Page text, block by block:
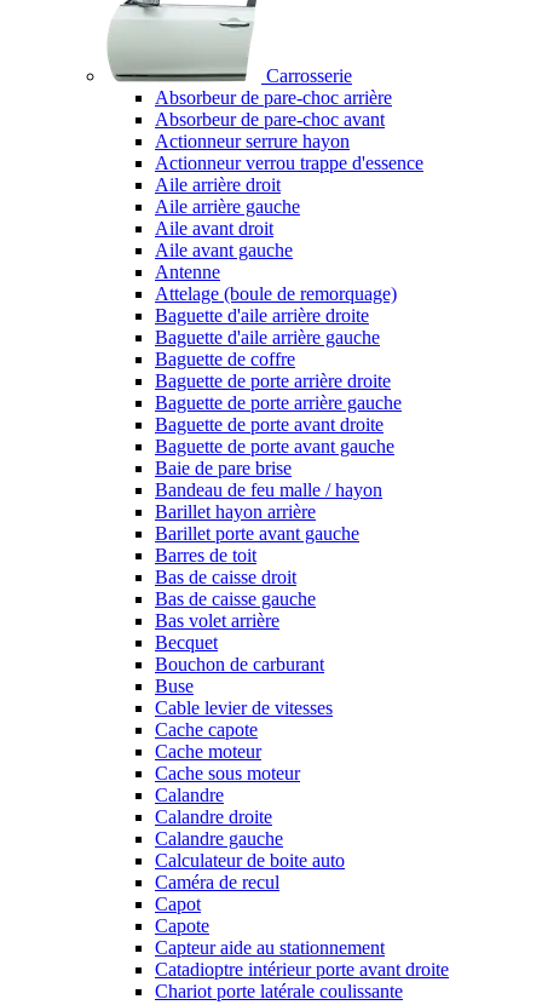
Carrosserie
Absorbeur de pare-choc arrière
Absorbeur de pare-choc avant
Actionneur serrure hayon
Actionneur verrou trappe d'essence
Aile arrière droit
Aile arrière gauche
Aile avant droit
Aile avant gauche
Antenne
Attelage (boule de remorquage)
Baguette d'aile arrière droite
Baguette d'aile arrière gauche
Baguette de coffre
Baguette de porte arrière droite
Baguette de porte arrière gauche
Baguette de porte avant droite
Baguette de porte avant gauche
Baie de pare brise
Bandeau de feu malle / hayon
Barillet hayon arrière
Barillet porte avant gauche
Barres de toit
Bas de caisse droit
Bas de caisse gauche
Bas volet arrière
Becquet
Bouchon de carburant
Buse
Cable levier de vitesses
Cache capote
Cache moteur
Cache sous moteur
Calandre
Calandre droite
Calandre gauche
Calculateur de boite auto
Caméra de recul
Capot
Capote
Capteur aide au stationnement
Catadioptre intérieur porte avant droite
Chariot porte latérale coulissante